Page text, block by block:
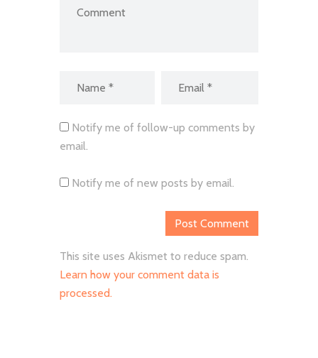
Notify me of follow-up comments by
email.
Notify me of new posts by email.
This site uses Akismet to reduce spam.
Learn how your comment data is
processed.